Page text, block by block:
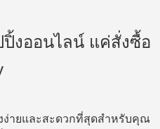
งออนไลน์ แค่สั่งซื้อ
ง่ายและสะดวกที่สุดสำหรับคุณ